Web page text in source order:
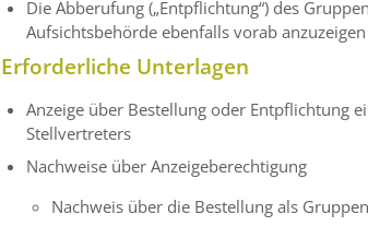
Die Abberufung („Entpflichtung“) des
Aufsichtsbehörde ebenfalls vorab anzuzeigen
Erforderliche Unterlagen
Anzeige über Bestellung oder Entpflichtung
Stellvertreters
Nachweise über Anzeigeberechtigung
Nachweis über die Bestellung als